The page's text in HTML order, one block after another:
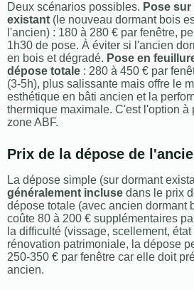
Deux scénarios possibles. Pose
existant (le nouveau dormant bois
l'ancien) : 180 à 280 € par fenêtre,
1h30 de pose. À éviter si l'ancien
en bois et dégradé. Pose en
dépose totale : 280 à 450 € par
(3-5h), plus salissante mais offre le
esthétique en bâti ancien et la
thermique maximale. C'est l'option à
zone ABF.
Prix de la dépose de
La dépose simple (sur dormant
généralement incluse dans le prix
dépose totale (avec ancien dormant
coûte 80 à 200 € supplémentaires
la difficulté (vissage, scellement, état
rénovation patrimoniale, la dépose
250-350 € par fenêtre car elle doit
ancien.